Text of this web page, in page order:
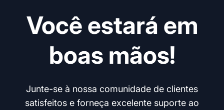
Você estará em
boas mãos!
Junte-se à nossa comunidade de clientes
satisfeitos e forneça excelente suporte ao